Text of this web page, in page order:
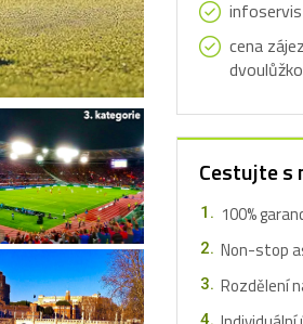
infoservis
cena
Cestujte s
100%
Non-stop
Rozdělení